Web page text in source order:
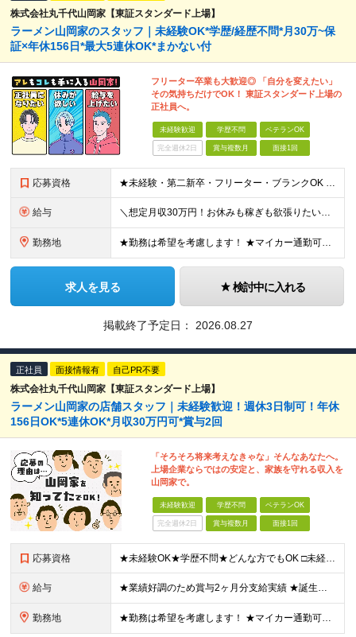
株式会社丸千代山岡家【東証スタンダード上場】
ラーメン山岡家のスタッフ｜未経験OK*学歴/経歴不問*月30万~保
証×年休156日*最大5連休OK*まかない付
フリーター卒業も大歓迎◎ 「自分を変えたい」
その気持ちだけでOK！ 東証スタンダード上場の
正社員へ。
未経験歓迎 学歴不問 ベテランOK
完全週休2日 賞与複数月 面接1回
応募資格 ★未経験・第二新卒・フリーター・ブランクOK ★学歴不問！ □転職回数が気になる方 □飲食業界にチャレンジしたい方 「やってみたい」という気持ちがあれば、皆さん大歓迎です♪ ◎こんな方が活躍して
給与 ＼想定月収30万円！お休みも稼ぎも欲張りたい方にピッタリ！／ ★業績好調のため賞与2ヶ月分支給実績 ★誕生日手当など手当充実 ★年2回昇給チャンス有 ★残業代全額支給（1分単位で支給） 月給25万
勤務地 ★勤務は希望を考慮します！ ★マイカー通勤可（駐車場完備） ★全国の各店舗で募集中！続々出店予定！ ～国内300店舗、47都道府県への展開を目標に出店中！～ ▼積極採用地域▼ ・中部（富山、石川、
求人を見る 検討中に入れる
掲載終了予定日： 2026.08.27
正社員 面接情報有 自己PR不要
株式会社丸千代山岡家【東証スタンダード上場】
ラーメン山岡家の店舗スタッフ｜未経験歓迎！週休3日制可！年休
156日OK*5連休OK*月収30万円可*賞与2回
「そろそろ将来考えなきゃな」そんなあなたへ。
上場企業ならではの安定と、家族を守れる収入を
山岡家で。
未経験歓迎 学歴不問 ベテランOK
完全週休2日 賞与複数月 面接1回
応募資格 ★未経験OK★学歴不問★どんな方でもOK □未経験・第二新卒・フリーター □ブランクがある方 □転職回数が気になる方 □飲食業界にチャレンジしたい方 「やってみたい」という気持ちがあれば、皆さん大
給与 ★業績好調のため賞与2ヶ月分支給実績 ★誕生日手当など手当充実 ★年2回昇給チャンス有＆入社1年で店長昇格可 ★残業代全額支給（1分単位で支給） 【週休3日制の場合】 月給25万8,960円以上（固
勤務地 ★勤務は希望を考慮します！ ★マイカー通勤可（駐車場完備） ★全国の各店舗で募集中！続々出店予定！ ～国内300店舗、47都道府県への展開を目標に出店中！～ ▼積極採用地域▼ ・中部（富山、石川、